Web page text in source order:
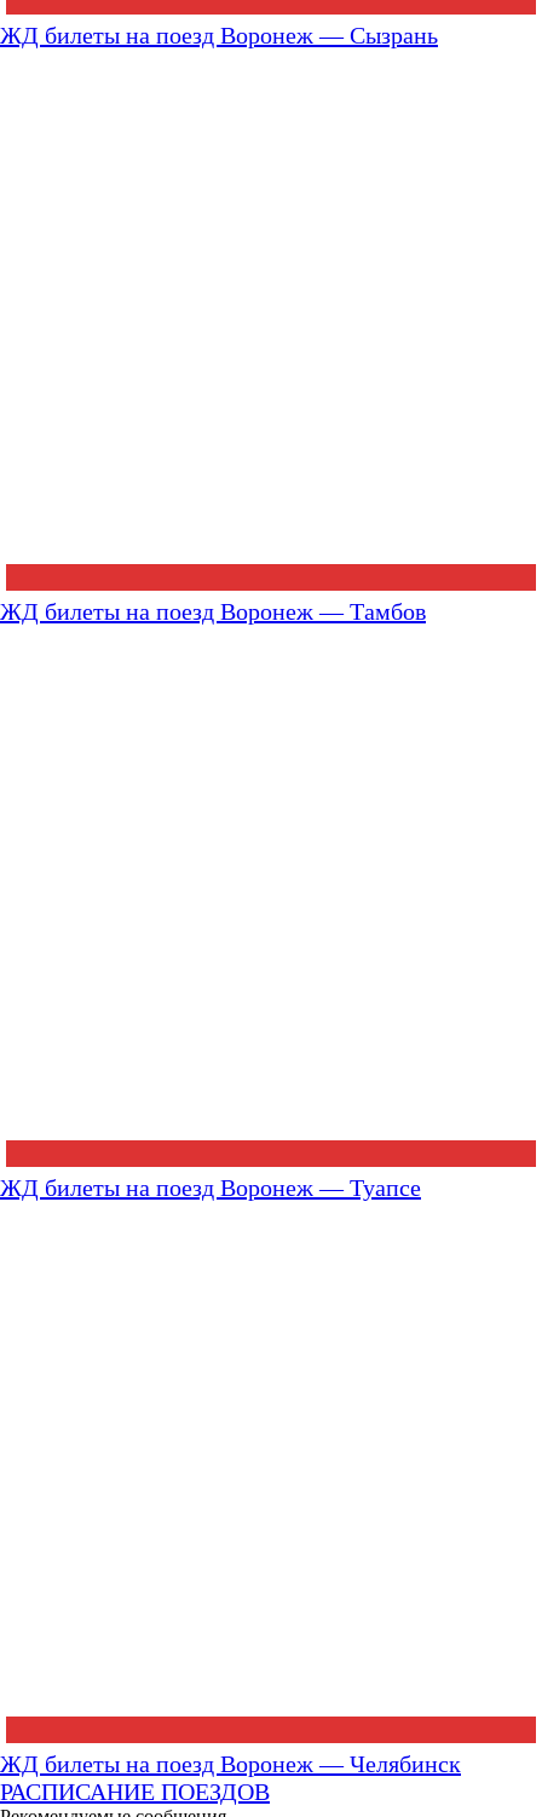
ЖД билеты на поезд Воронеж — Сызрань
ЖД билеты на поезд Воронеж — Тамбов
ЖД билеты на поезд Воронеж — Туапсе
ЖД билеты на поезд Воронеж — Челябинск
РАСПИСАНИЕ ПОЕЗДОВ